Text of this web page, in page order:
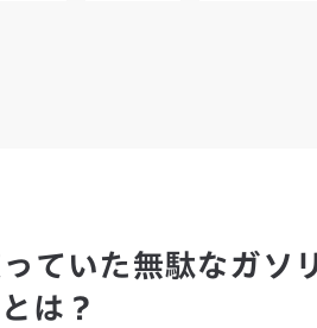
ていた無駄なガソ
は？